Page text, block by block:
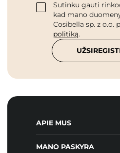
Sutinku gauti
kad mano
Cosibella sp. z o.o.
politiką.
APIE MUS
MANO PASKYRA